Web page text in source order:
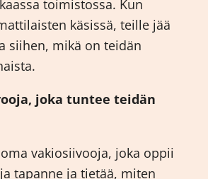
toimistossa. Kun
käsissä, teille jää
siihen, mikä on teidän
joka tuntee teidän
vakiosiivooja, joka oppii
tapanne ja tietää, miten